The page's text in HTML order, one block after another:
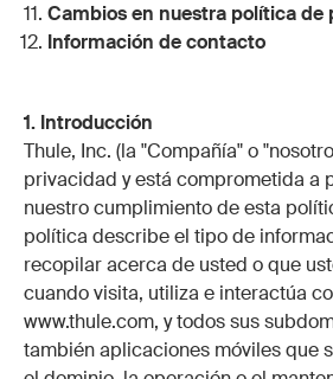
Cambios en nuestra política de
Información de contacto
1. Introducción
Thule, Inc. (la "Compañía" o
privacidad y está comprometida a
nuestro cumplimiento de esta
política describe el tipo de
recopilar acerca de usted o que
cuando visita, utiliza e interactúa
www.thule.com, y todos sus
también aplicaciones móviles que